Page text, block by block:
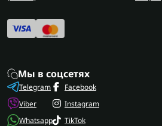
Мы в соцсетях
Telegram
Viber
Whatsapp
Facebook
Instagram
TikTok